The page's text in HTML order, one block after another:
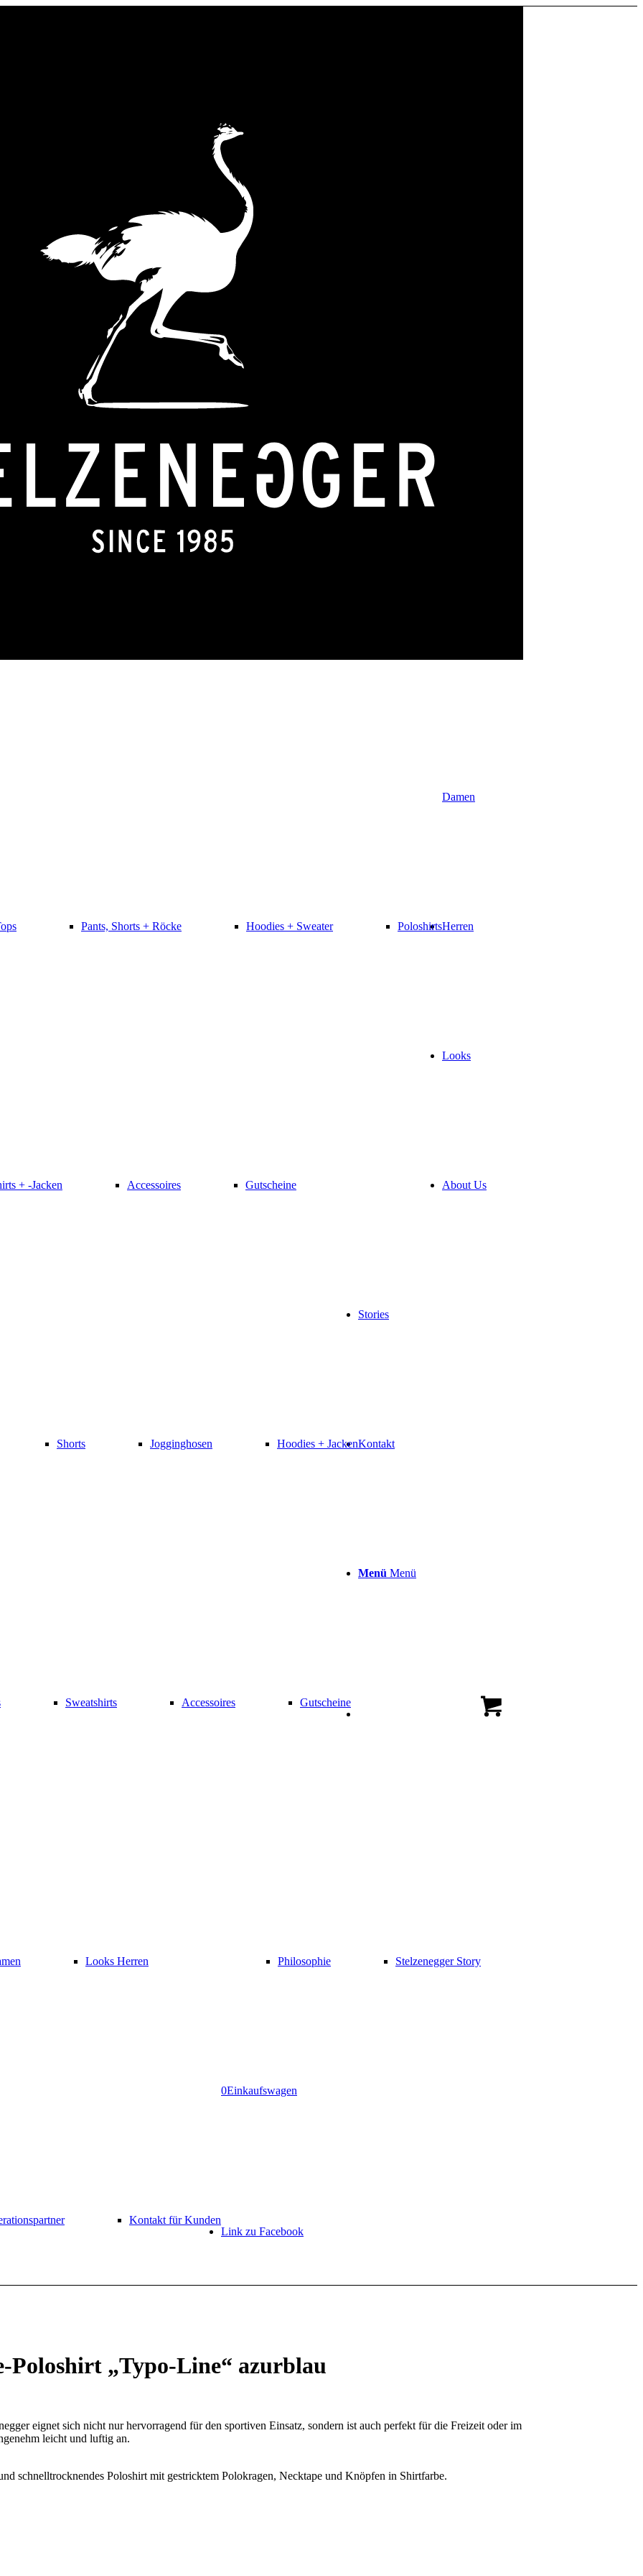
Damen
Pants, Shorts + Röcke Hoodies + Sweater Poloshirts
+ -Jacken Accessoires Gutscheine
Herren
Shorts Jogginghosen Hoodies + Jacken
Sweatshirts Accessoires Gutscheine
Looks
Looks Herren
About Us
Philosophie Stelzenegger Story
Stories
Kontakt
Kontakt für Kunden
Menü Menü
0Einkaufswagen
Link zu Facebook
Poloshirt „Typo-Line“ azurblau
eignet sich nicht nur hervorragend für den sportiven Einsatz, sondern ist auch perfekt für die Freizeit oder im
leicht und luftig an.
schnelltrocknendes Poloshirt mit gestricktem Polokragen, Necktape und Knöpfen in Shirtfarbe.